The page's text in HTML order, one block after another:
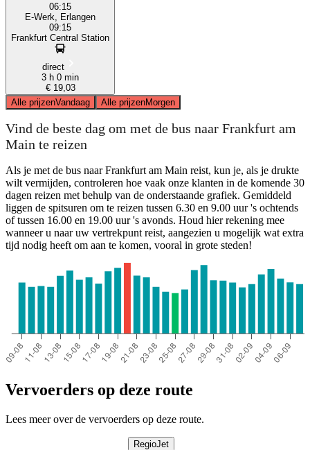
06:15
E-Werk, Erlangen
09:15
Frankfurt Central Station
direct
3 h 0 min
€ 19,03
Alle prijzenVandaag Alle prijzenMorgen
Vind de beste dag om met de bus naar Frankfurt am
Main te reizen
Als je met de bus naar Frankfurt am Main reist, kun je, als je drukte
wilt vermijden, controleren hoe vaak onze klanten in de komende 30
dagen reizen met behulp van de onderstaande grafiek. Gemiddeld
liggen de spitsuren om te reizen tussen 6.30 en 9.00 uur 's ochtends
of tussen 16.00 en 19.00 uur 's avonds. Houd hier rekening mee
wanneer u naar uw vertrekpunt reist, aangezien u mogelijk wat extra
tijd nodig heeft om aan te komen, vooral in grote steden!
Vervoerders op deze route
Lees meer over de vervoerders op deze route.
RegioJet